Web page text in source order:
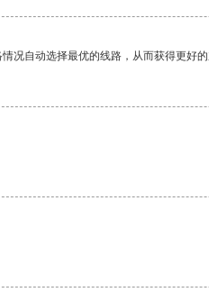
况自动选择最优的线路，从而获得更好的